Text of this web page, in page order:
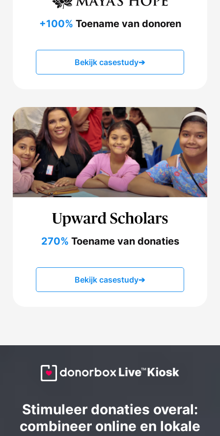
+100% Toename van donoren
Bekijk casestudy➔
270% Toename van donaties
Bekijk casestudy➔
Stimuleer donaties overal:
combineer online en lokale